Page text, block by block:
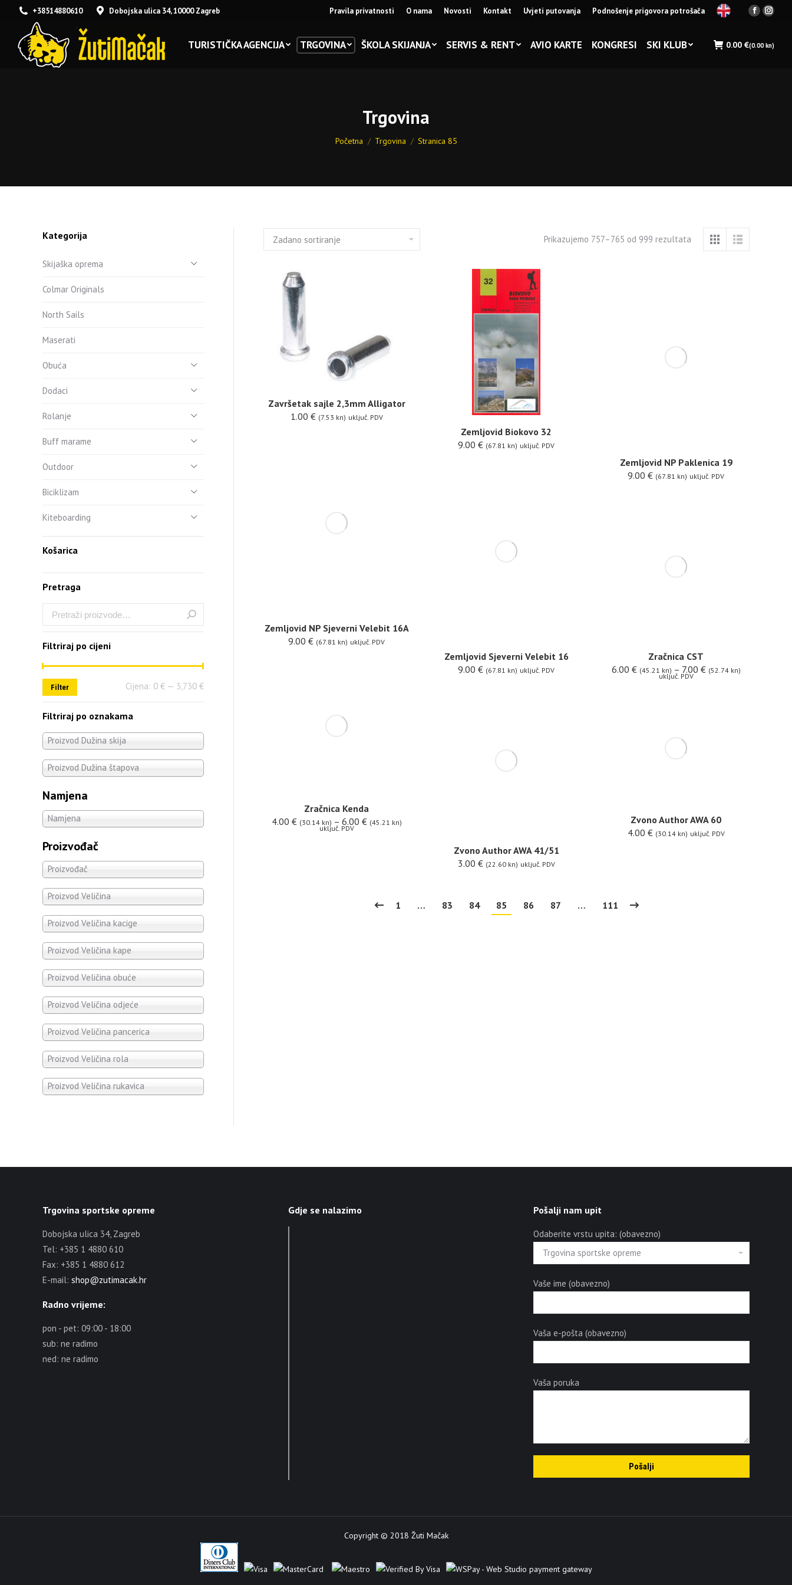
+38514880610 Dobojska ulica 34, 10000 Zagreb Pravila privatnosti O nama Novosti Kontakt Uvjeti putovanja Podnošenje prigovora potrošača
Facebook
in
in
TURISTIČKA AGENCIJA TRGOVINA ŠKOLA SKIJANJA SERVIS & RENT AVIO KARTE KONGRESI SKI KLUB 0.00 €(0.00 kn)
Trgovina
You are here:
Početna Trgovina Stranica 85
Prikazujemo 757–765 od 999 rezultata
Završetak sajle 2,3mm Alligator
1.00 € (7.53 kn) uključ. PDV
Zemljovid Biokovo 32
9.00 € (67.81 kn) uključ. PDV
Zemljovid NP Paklenica 19
9.00 € (67.81 kn) uključ. PDV
Zemljovid NP Sjeverni Velebit 16A
9.00 € (67.81 kn) uključ. PDV
Zemljovid Sjeverni Velebit 16
9.00 € (67.81 kn) uključ. PDV
Zračnica CST
6.00 € (45.21 kn) – 7.00 € (52.74 kn)
uključ. PDV
Zračnica Kenda
4.00 € (30.14 kn) – 6.00 € (45.21 kn)
uključ. PDV
Zvono Author AWA 41/51
3.00 € (22.60 kn) uključ. PDV
Zvono Author AWA 60
4.00 € (30.14 kn) uključ. PDV
1 … 83 84 85 86 87 … 111
Kategorija
Skijaška oprema
Colmar Originals
North Sails
Maserati
Obuća
Dodaci
Rolanje
Buff marame
Outdoor
Biciklizam
Kiteboarding
Košarica
Pretraga
Filtriraj po cijeni
Filter Cijena: 0 € — 3,730 €
Filtriraj po oznakama
Proizvod Dužina skija
Proizvod Dužina štapova
Namjena
Namjena
Proizvođač
Proizvođač
Proizvod Veličina
Proizvod Veličina kacige
Proizvod Veličina kape
Proizvod Veličina obuće
Proizvod Veličina odjeće
Proizvod Veličina pancerica
Proizvod Veličina rola
Proizvod Veličina rukavica
Trgovina sportske opreme
Dobojska ulica 34, Zagreb
Tel: +385 1 4880 610
Fax: +385 1 4880 612
E-mail: shop@zutimacak.hr
Radno vrijeme:
pon - pet: 09:00 - 18:00
sub: ne radimo
ned: ne radimo
Gdje se nalazimo Pošalji nam upit
Odaberite vrstu upita: (obavezno)
Vaše ime (obavezno)
Vaša e-pošta (obavezno)
Vaša poruka
Copyright © 2018 Žuti Mačak